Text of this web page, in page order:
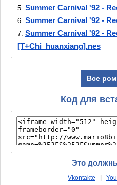
5. Summer Carnival '92 -
6. Summer Carnival '92 -
7. Summer Carnival '92 -
[T+Chi_huanxiang].nes
Все
Код для
Это
Vkontakte